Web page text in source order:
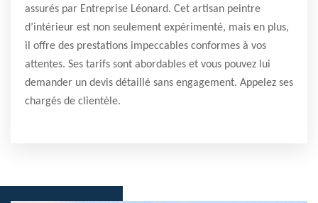
assurés par Entreprise Léonard. Cet artisan peintre
d’intérieur est non seulement expérimenté, mais en plus,
il offre des prestations impeccables conformes à vos
attentes. Ses tarifs sont abordables et vous pouvez lui
demander un devis détaillé sans engagement. Appelez ses
chargés de clientèle.